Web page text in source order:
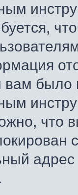
вам
что
адрес